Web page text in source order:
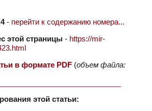
- перейти к содержанию номера...
этой страницы - https://mir-
в формате PDF (объем файла:
этой статьи: